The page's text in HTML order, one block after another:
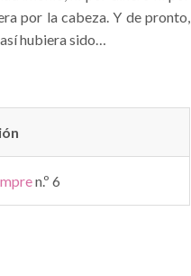
por la cabeza. Y de pronto,
hubiera sido…
n.º 6